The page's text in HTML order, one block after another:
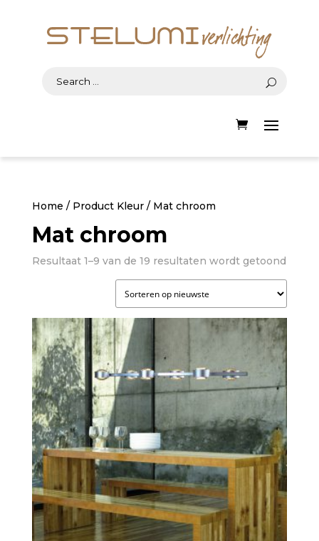
Home / Product Kleur / Mat chroom
Mat chroom
Resultaat 1–9 van de 19 resultaten wordt getoond
op